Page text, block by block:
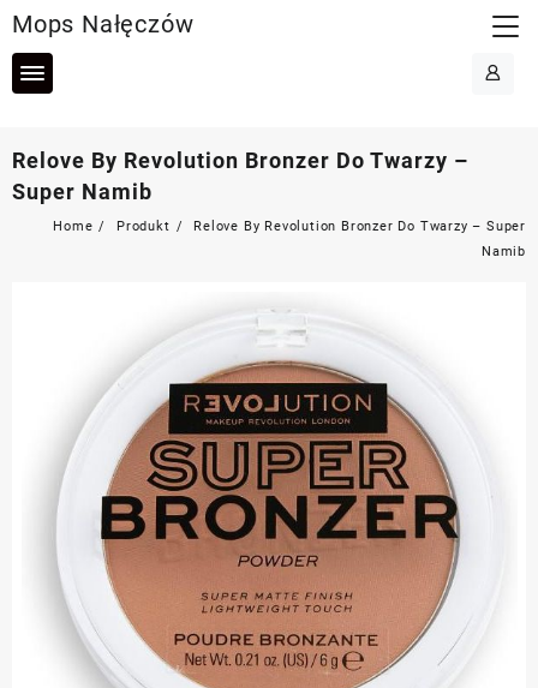
to
content
Mops Nałęczów
Relove By Revolution Bronzer Do Twarzy –
Super Namib
Home Produkt
Relove By Revolution Bronzer Do Twarzy – Super
Namib